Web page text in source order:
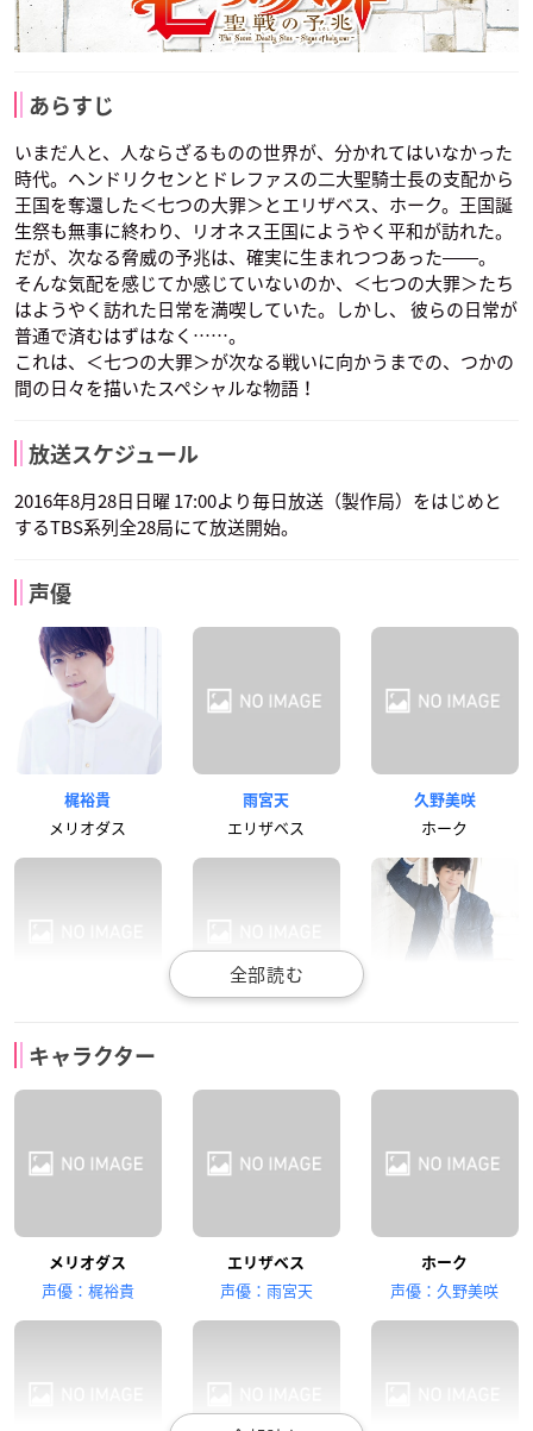
あらすじ
いまだ人と、人ならざるものの世界が、分かれてはいなかった
時代。ヘンドリクセンとドレファスの二大聖騎士長の支配から
王国を奪還した＜七つの大罪＞とエリザベス、ホーク。王国誕
生祭も無事に終わり、リオネス王国にようやく平和が訪れた。
だが、次なる脅威の予兆は、確実に生まれつつあった――。
そんな気配を感じてか感じていないのか、＜七つの大罪＞たち
はようやく訪れた日常を満喫していた。しかし、 彼らの日常が
普通で済むはずはなく……。
これは、＜七つの大罪＞が次なる戦いに向かうまでの、つかの
間の日々を描いたスペシャルな物語！
放送スケジュール
2016年8月28日日曜 17:00より毎日放送（製作局）をはじめと
するTBS系列全28局にて放送開始。
声優
梶裕貴
メリオダス
雨宮天
エリザベス
久野美咲
ホーク
ディアンヌ
高木裕平
ゴウセル
坂本真綾
マーリン
宮野真守
ギルサンダー
キャラクター
メリオダス
声優：梶裕貴
エリザベス
声優：雨宮天
ホーク
声優：久野美咲